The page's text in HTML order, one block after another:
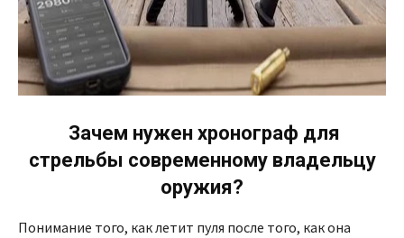
Зачем нужен хронограф для
стрельбы современному владельцу
оружия?
Понимание того, как летит пуля после того, как она